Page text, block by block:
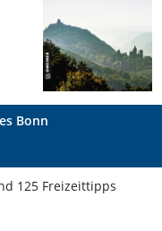
Bonn
125 Freizeittipps